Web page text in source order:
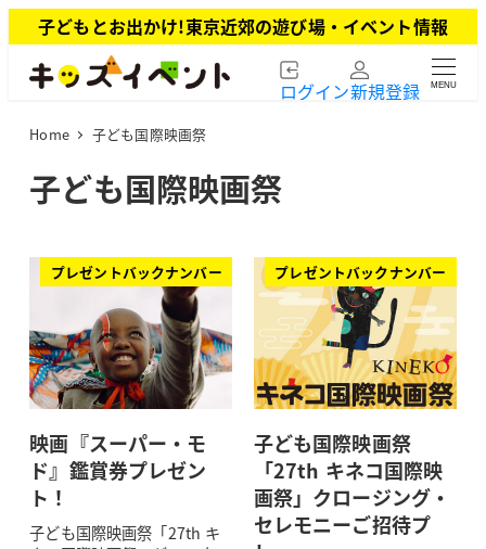
イ
子どもとお出かけ!東京近郊の遊び場・イベント情報
ログイン新規登録 MENU
Home 子ども国際映画祭
子ども国際映画祭
プレゼントバックナンバー
映画『スーパー・モ
ド』鑑賞券プレゼン
ト！
子ども国際映画祭「27th キ
プレゼントバックナンバー
子ども国際映画祭
「27th キネコ国際映
画祭」クロージング・
セレモニーご招待プ